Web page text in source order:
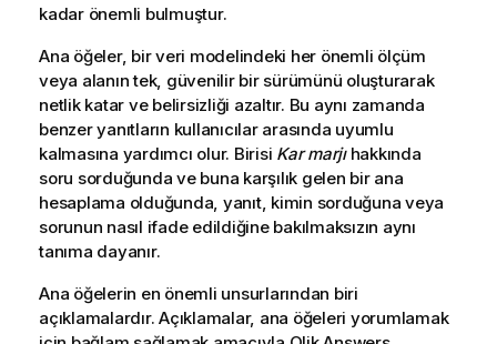
kadar önemli bulmuştur.
Ana öğeler, bir veri modelindeki her önemli ölçüm
veya alanın tek, güvenilir bir sürümünü oluşturarak
netlik katar ve belirsizliği azaltır. Bu aynı zamanda
benzer yanıtların kullanıcılar arasında uyumlu
kalmasına yardımcı olur. Birisi Kar marjıhakkında
soru sorduğunda ve buna karşılık gelen bir ana
hesaplama olduğunda, yanıt, kimin sorduğuna veya
sorunun nasıl ifade edildiğine bakılmaksızın aynı
tanıma dayanır.
Ana öğelerin en önemli unsurlarından biri
açıklamalardır. Açıklamalar, ana öğeleri yorumlamak